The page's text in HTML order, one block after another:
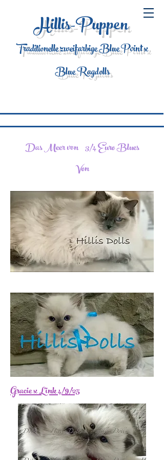
Hillis-Puppen
Traditionelle zweifarbige Blue Point x
Blue Ragdolls
Das Meer von 3/4 Euro Blues
Von
Gracie x Link 4/9/25